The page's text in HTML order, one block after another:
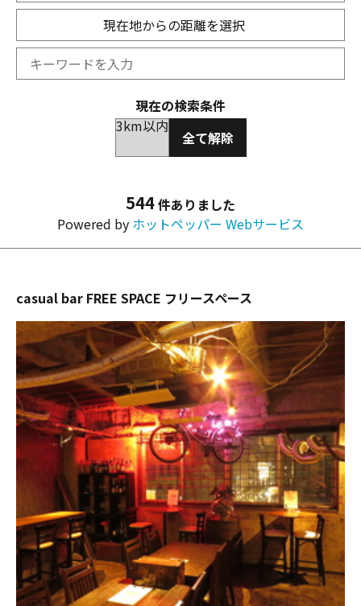
現在地からの距離を選択
現在の検索条件
3km以内
全て解除
544件ありました
Powered by ホットペッパー Webサービス
casual bar FREE SPACE フリースペース